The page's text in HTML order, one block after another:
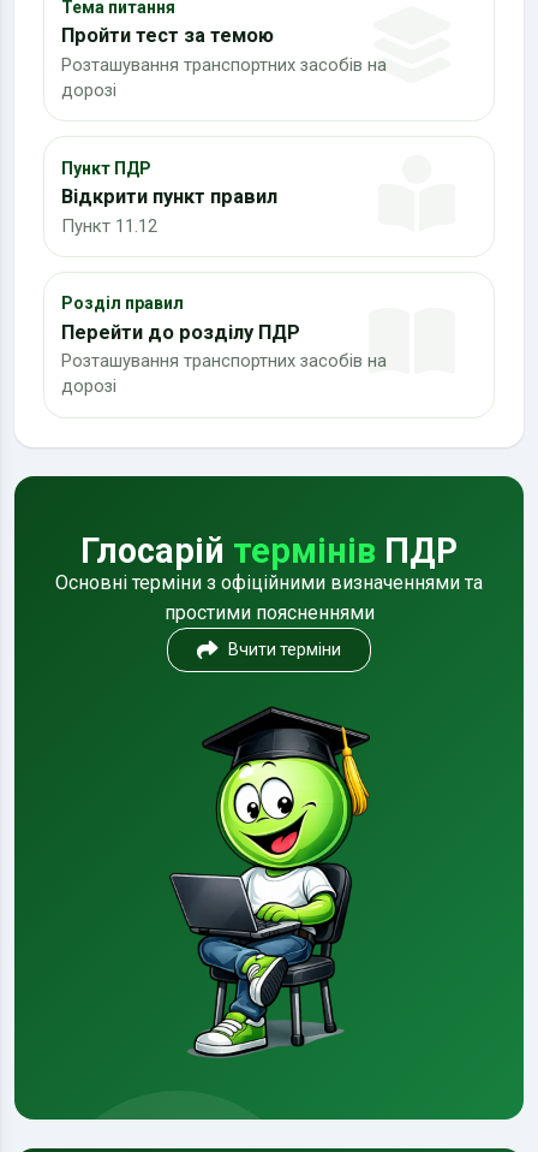
Тема питання
Пройти тест за темою
Розташування транспортних засобів на
дорозі
Пункт ПДР
Відкрити пункт правил
Пункт 11.12
Розділ правил
Перейти до розділу ПДР
Розташування транспортних засобів на
дорозі
Глосарій термінів ПДР
Основні терміни з офіційними визначеннями та
простими поясненнями
Вчити терміни